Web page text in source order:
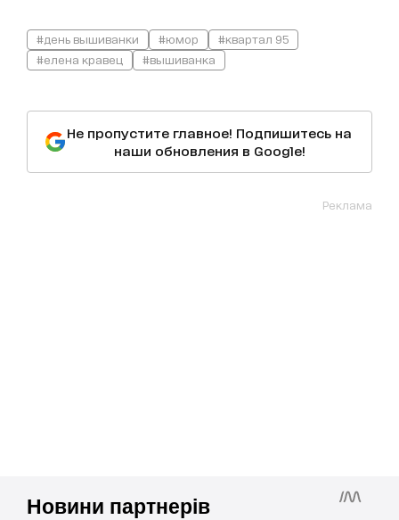
#день вышиванки #юмор
#квартал 95
#елена кравец
#вышиванка
Не пропустите главное! Подпишитесь на
наши обновления в Google!
Реклама